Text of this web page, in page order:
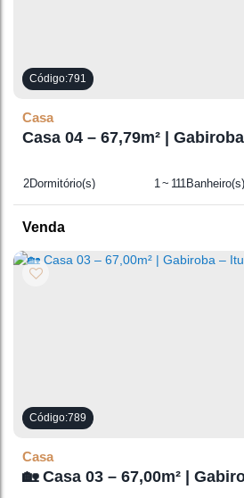
791
Casa 04 – 67,79m² |
Casa
2 Dormitório(s) 1 ~ 111 Banheiro(s)
789
🏡 Casa 03 – 67,00m² |
Casa